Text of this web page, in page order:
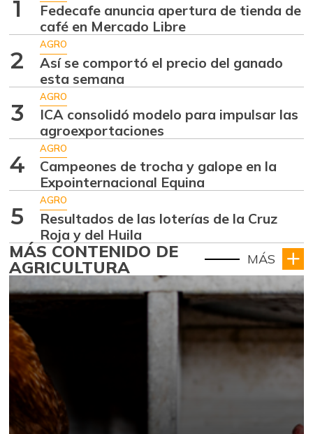
1
Fedecafe anuncia apertura de tienda de
café en Mercado Libre
2
AGRO
Así se comportó el precio del ganado
esta semana
3
AGRO
ICA consolidó modelo para impulsar las
agroexportaciones
4
AGRO
Campeones de trocha y galope en la
Expointernacional Equina
5
AGRO
Resultados de las loterías de la Cruz
Roja y del Huila
MÁS CONTENIDO DE
AGRICULTURA MÁS